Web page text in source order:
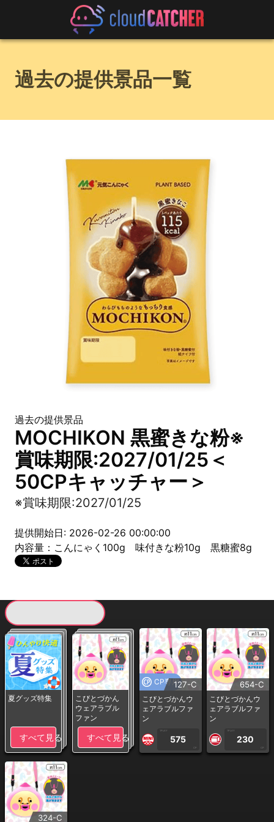
過去の提供景品一覧
過去の提供景品
MOCHIKON 黒蜜きな粉※
賞味期限:2027/01/25＜
50CPキャッチャー＞
※賞味期限:2027/01/25
提供開始日: 2026-02-26 00:00:00
内容量：こんにゃく100g 味付きな粉10g 黒糖蜜8g
夏グッズ特集
すべて見る
こびとづかん
ウェアラブル
ファン
すべて見る
CP専用127-C
こびとづかんウ
ェアラブルファ
ン
1PLAY
575
CP
654-C
こびとづかんウ
ェアラブルファ
ン
1PLAY
230
CP
324-C